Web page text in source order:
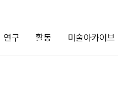
연구 활동 미술아카이브